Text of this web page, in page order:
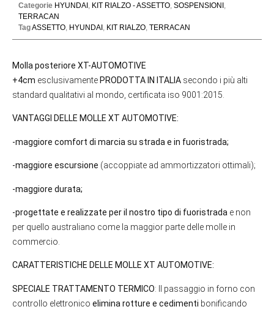
Categorie HYUNDAI , KIT RIALZO - ASSETTO, SOSPENSIONI ,
TERRACAN
TagASSETTO, HYUNDAI , KIT RIALZO, TERRACAN
Molla posteriore XT-AUTOMOTIVE
+4cm esclusivamente PRODOTTA IN ITALIA secondo i più alti
standard qualitativi al mondo, certificata iso 9001:2015.
VANTAGGI DELLE MOLLE XT AUTOMOTIVE:
-maggiore comfort di marcia su strada e in fuoristrada;
-maggiore escursione (accoppiate ad ammortizzatori ottimali);
-maggiore durata;
-progettate e realizzate per il nostro tipo di fuoristrada e non
per quello australiano come la maggior parte delle molle in
commercio.
CARATTERISTICHE DELLE MOLLE XT AUTOMOTIVE:
SPECIALE TRATTAMENTO TERMICO: Il passaggio in forno con
controllo elettronico elimina rotture e cedimenti bonificando